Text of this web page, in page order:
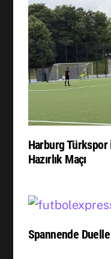
Harburg
Hazırlık Maçı
Spannende